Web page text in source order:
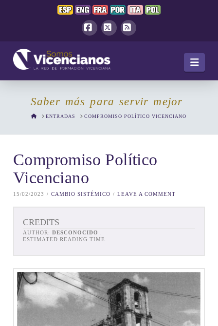
Saber más para servir mejor
HOMEENTRADAS COMPROMISO POLÍTICO VICENCIANO
Compromiso Político
Vicenciano
15/02/2023 CAMBIO SISTÉMICO LEAVE A COMMENT
CREDITS
AUTHOR: DESCONOCIDO
ESTIMATED READING TIME: